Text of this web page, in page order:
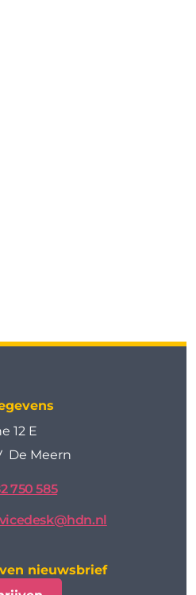
12 E
De Meern
750 585
nieuwsbrief